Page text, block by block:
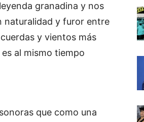
granadina y nos
naturalidad y furor entre
y vientos más
al mismo tiempo
que como una